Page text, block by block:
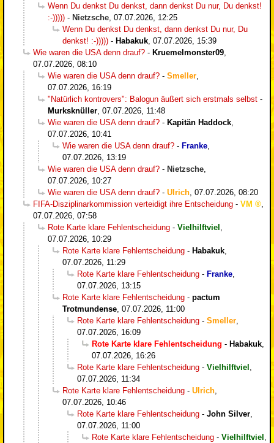
Wenn Du denkst Du denkst, dann denkst Du nur, Du denkst!
:-))))) - Nietzsche, 07.07.2026, 12:25
Wenn Du denkst Du denkst, dann denkst Du nur, Du
denkst! :-))))) - Habakuk, 07.07.2026, 15:39
Wie waren die USA denn drauf? - Kruemelmonster09,
07.07.2026, 08:10
Wie waren die USA denn drauf? - Smeller,
07.07.2026, 16:19
"Natürlich kontrovers": Balogun äußert sich erstmals selbst -
Murksknüller, 07.07.2026, 11:48
Wie waren die USA denn drauf? - Kapitän Haddock,
07.07.2026, 10:41
Wie waren die USA denn drauf? - Franke,
07.07.2026, 13:19
Wie waren die USA denn drauf? - Nietzsche,
07.07.2026, 10:27
Wie waren die USA denn drauf? - Ulrich, 07.07.2026, 08:20
FIFA-Disziplinarkommission verteidigt ihre Entscheidung - VM
,
07.07.2026, 07:58
Rote Karte klare Fehlentscheidung - Vielhilftviel ,
07.07.2026, 10:29
Rote Karte klare Fehlentscheidung - Habakuk,
07.07.2026, 11:29
Rote Karte klare Fehlentscheidung - Franke,
07.07.2026, 13:15
Rote Karte klare Fehlentscheidung - pactum
Trotmundense, 07.07.2026, 11:00
Rote Karte klare Fehlentscheidung - Smeller,
07.07.2026, 16:09
Rote Karte klare Fehlentscheidung - Habakuk,
07.07.2026, 16:26
Rote Karte klare Fehlentscheidung - Vielhilftviel ,
07.07.2026, 11:34
Rote Karte klare Fehlentscheidung - Ulrich,
07.07.2026, 10:46
Rote Karte klare Fehlentscheidung - John Silver,
07.07.2026, 11:00
Rote Karte klare Fehlentscheidung - Vielhilftviel ,